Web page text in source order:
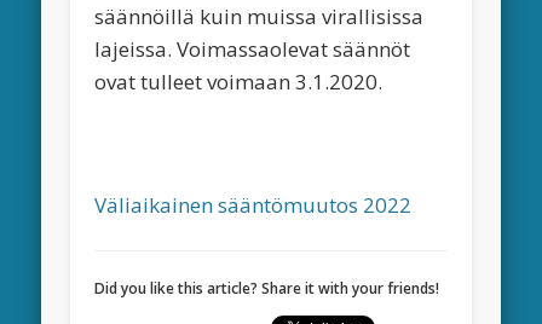
säännöillä kuin muissa virallisissa
lajeissa. Voimassaolevat säännöt
ovat tulleet voimaan 3.1.2020.
Väliaikainen sääntömuutos 2022
Did you like this article? Share it with your friends!